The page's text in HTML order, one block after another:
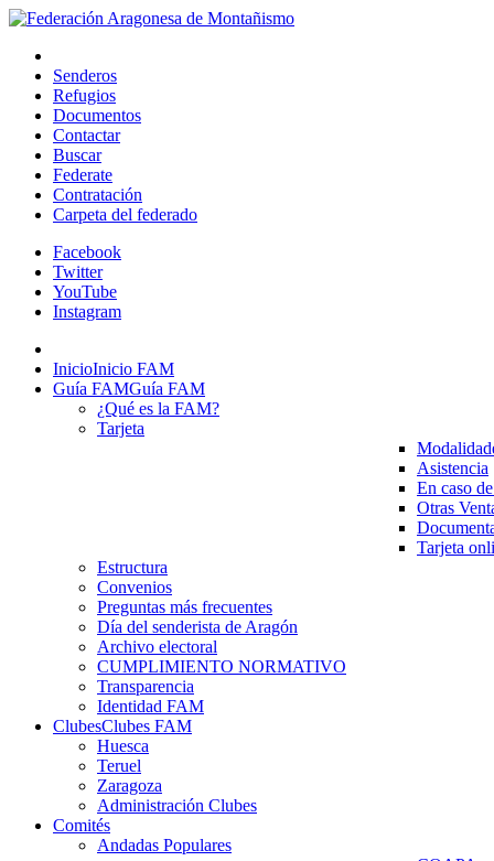
Senderos
Refugios
Documentos
Contactar
Buscar
Federate
Contratación
Carpeta del federado
Facebook
Twitter
YouTube
Instagram
InicioInicio FAM
Guía FAMGuía FAM
¿Qué es la FAM?
Tarjeta
Asistencia
En caso
Otras
Tarjeta
Estructura
Convenios
Preguntas más frecuentes
Día del senderista de Aragón
Archivo electoral
CUMPLIMIENTO NORMATIVO
Transparencia
Identidad FAM
ClubesClubes FAM
Huesca
Teruel
Zaragoza
Administración Clubes
Comités
Andadas Populares